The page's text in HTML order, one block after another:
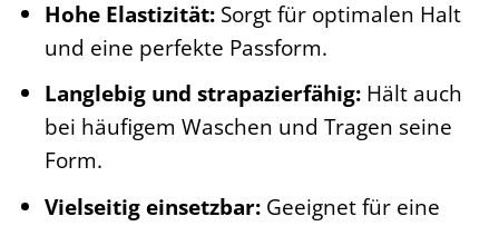
Hohe Elastizität:Sorgt für optimalen Halt
und eine perfekte Passform.
Langlebig und strapazierfähig:Hält auch
bei häufigem Waschen und Tragen seine
Form.
Vielseitig einsetzbar:Geeignet für eine